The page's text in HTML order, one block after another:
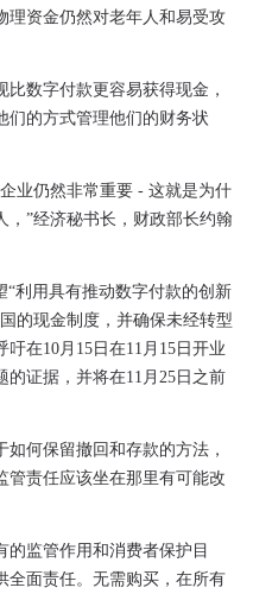
理资金仍然对老年人和易受攻
数字付款更容易获得现金，
们的方式管理他们的财务状
业仍然非常重要 - 这就是为什
”经济秘书长，财政部长约翰
“利用具有推动数字付款的创新
的现金制度，并确保未经转型
在10月15日在11月15日开业
的证据，并将在11月25日之前
何保留撤回和存款的方法，
管责任应该坐在那里有可能改
的监管作用和消费者保护目
全面责任。无需购买，在所有